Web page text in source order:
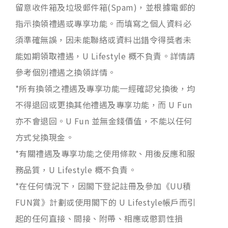
留意收件箱及垃圾郵件箱(Spam)，並根據電郵的
指示換領禮遇或專享功能。而填寫之個人資料必
須準確無誤，因未能聯絡或資料出錯令得獎者未
能如期領取禮遇，U Lifestyle 概不負責。詳情請
參考個別禮遇之換領詳情。
*所有換領之禮遇及專享功能一經確認兌換後，均
不得退回或更換其他禮遇及專享功能，而 U Fun
亦不會退回。U Fun 並無金錢價值，不能以任何
方式兌換現金。
*有關禮遇及專享功能之使用條款、用後反應和服
務品質，U Lifestyle 概不負責。
*在任何情況下，因閣下登記註冊及參加《UU積
FUN賞》計劃或使用閣下的 U Lifestyle帳戶而引
起的任何直接、間接、附帶、相應或懲罰性損